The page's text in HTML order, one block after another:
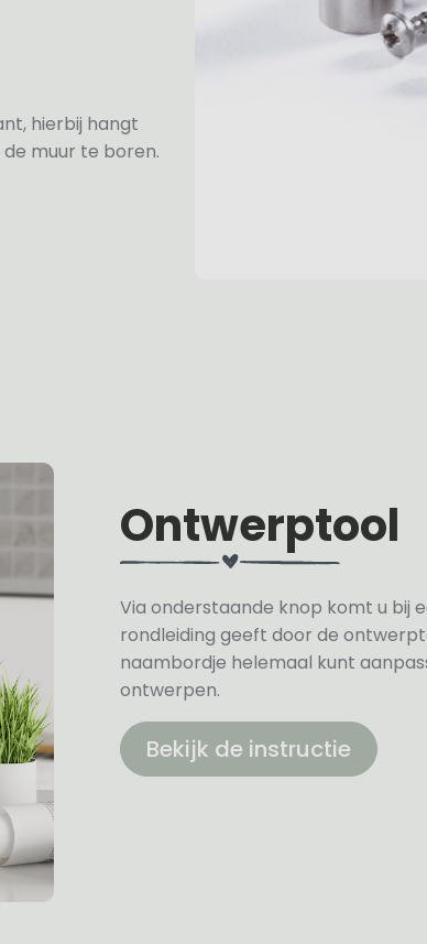
hierbij hangt
muur te boren.
Ontwerptool
Via onderstaande knop komt u bij
rondleiding geeft door de
naambordje helemaal kunt
ontwerpen.
Bekijk de instructie